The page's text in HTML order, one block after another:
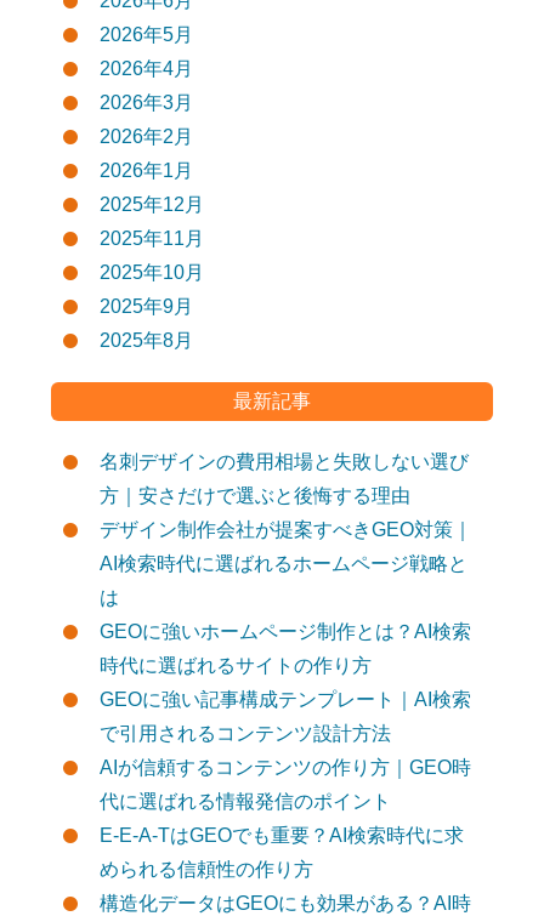
2026年5月
2026年4月
2026年3月
2026年2月
2026年1月
2025年12月
2025年11月
2025年10月
2025年9月
2025年8月
最新記事
名刺デザインの費用相場と失敗しない選び
方｜安さだけで選ぶと後悔する理由
デザイン制作会社が提案すべきGEO対策｜
AI検索時代に選ばれるホームページ戦略と
は
GEOに強いホームページ制作とは？AI検索
時代に選ばれるサイトの作り方
GEOに強い記事構成テンプレート｜AI検索
で引用されるコンテンツ設計方法
AIが信頼するコンテンツの作り方｜GEO時
代に選ばれる情報発信のポイント
E-E-A-TはGEOでも重要？AI検索時代に求
められる信頼性の作り方
構造化データはGEOにも効果がある？AI時